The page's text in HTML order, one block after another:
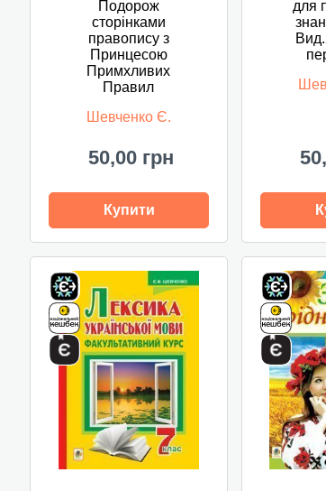
Подорож
сторінками
правопису з
Принцесою
Примхливих
Правил
Шевченко Є.
50,00 грн
Купити
для